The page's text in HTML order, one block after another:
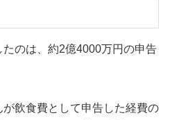
のは、約2億4000万円の申告
飲食費として申告した経費の